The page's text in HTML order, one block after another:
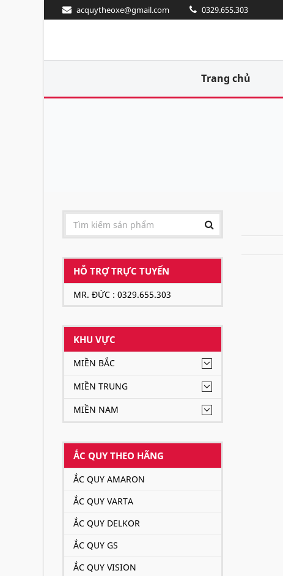
acquytheoxe@gmail.com 0329.655.303
Trang chủ
HỖ TRỢ TRỰC TUYẾN
MR. ĐỨC : 0329.655.303
KHU VỰC
MIỀN BẮC
MIỀN TRUNG
MIỀN NAM
ẮC QUY THEO HÃNG
ẮC QUY AMARON
ẮC QUY VARTA
ẮC QUY DELKOR
ẮC QUY GS
ẮC QUY VISION